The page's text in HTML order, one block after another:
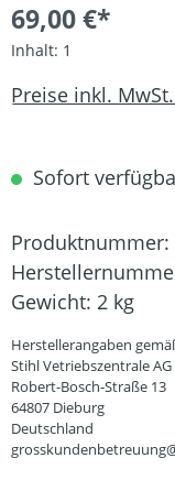
69,00 €*
Inhalt: 1
Preise inkl.
Sofort
Produktnummer:
Gewicht: 2 kg
Herstellerangaben
Stihl Vetriebszentrale AG
Robert-Bosch-Straße 13
64807 Dieburg
Deutschland